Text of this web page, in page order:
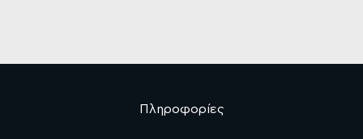
Πληροφορίες